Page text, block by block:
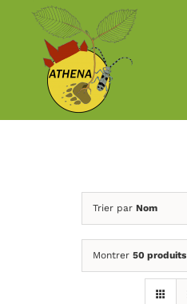
Passer
contenu
Trier par Nom
Montrer 50 produits